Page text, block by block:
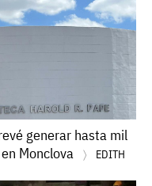
generar hasta mil
Monclova
EDITH